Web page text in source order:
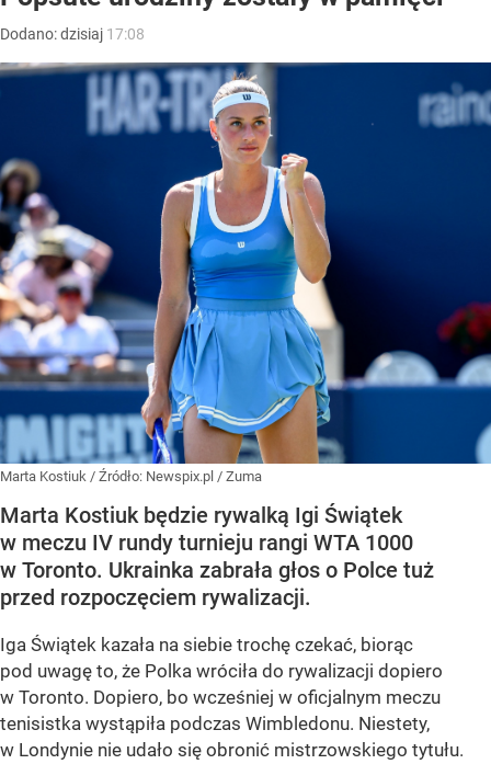
Dodano:dzisiaj 17:08
Marta Kostiuk / Źródło: Newspix.pl / Zuma
Marta Kostiuk będzie rywalką Igi Świątek
w meczu IV rundy turnieju rangi WTA 1000
w Toronto. Ukrainka zabrała głos o Polce tuż
przed rozpoczęciem rywalizacji.
Iga Świątek kazała na siebie trochę czekać, biorąc
pod uwagę to, że Polka wróciła do rywalizacji dopiero
w Toronto. Dopiero, bo wcześniej w oficjalnym meczu
tenisistka wystąpiła podczas Wimbledonu. Niestety,
w Londynie nie udało się obronić mistrzowskiego tytułu.